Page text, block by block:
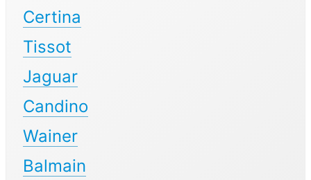
Certina
Tissot
Jaguar
Candino
Wainer
Balmain